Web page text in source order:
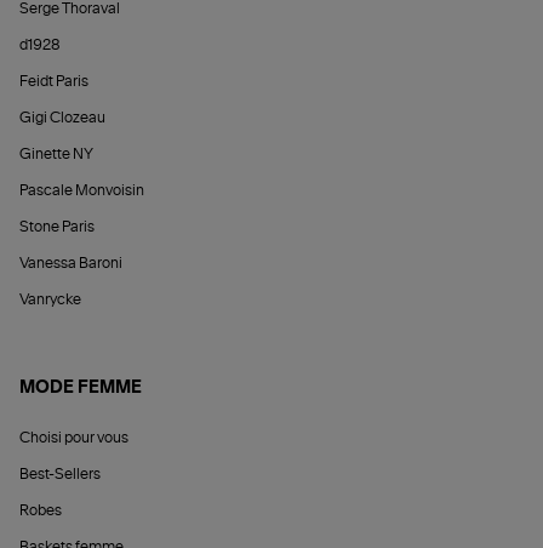
Serge Thoraval
d1928
Feidt Paris
Gigi Clozeau
Ginette NY
Pascale Monvoisin
Stone Paris
Vanessa Baroni
Vanrycke
MODE FEMME
Choisi pour vous
Best-Sellers
Robes